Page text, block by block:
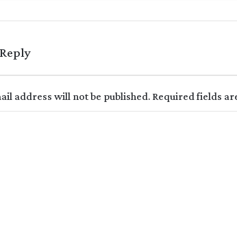
address will not be published.Required fields